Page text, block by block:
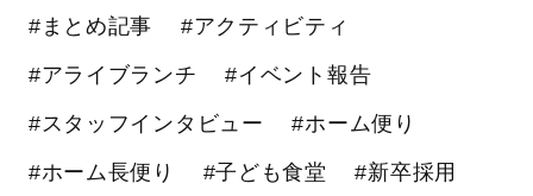
#まとめ記事 #アクティビティ
#アライブランチ #イベント報告
#スタッフインタビュー #ホーム便り
#ホーム長便り #子ども食堂 #新卒採用